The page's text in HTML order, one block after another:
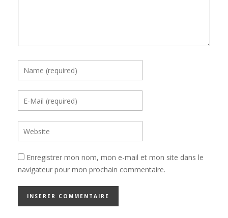
Enregistrer mon nom, mon e-mail et mon site dans le
navigateur pour mon prochain commentaire.